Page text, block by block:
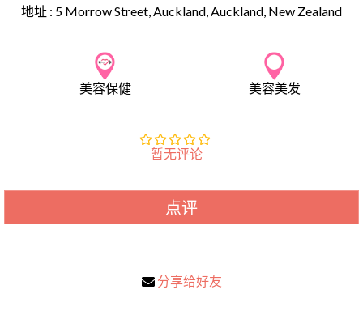
地址 : 5 Morrow Street, Auckland, Auckland, New Zealand
美容保健 美容美发
暂无评论
点评
分享给好友